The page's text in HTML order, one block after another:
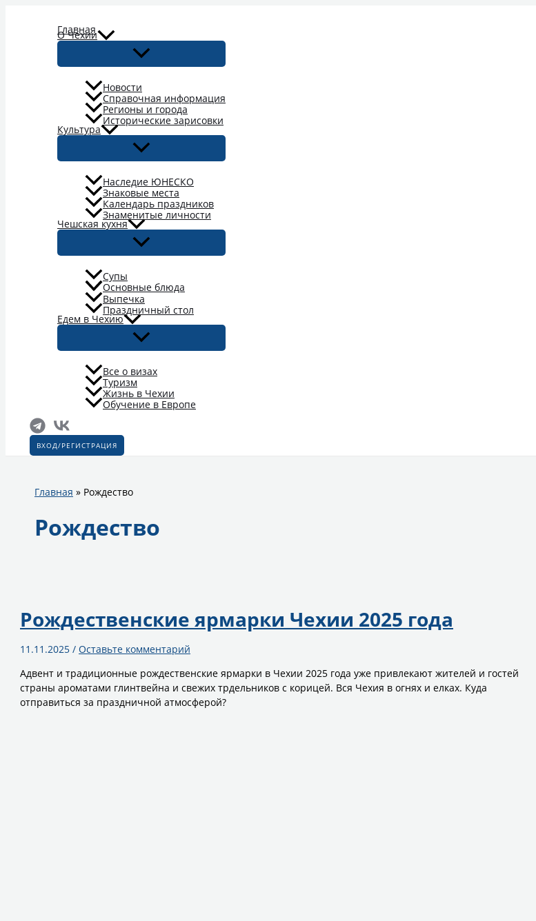
содержимому
Главная
О Чехии
Новости
Справочная информация
Регионы и города
Исторические зарисовки
Культура
Наследие ЮНЕСКО
Знаковые места
Календарь праздников
Знаменитые личности
Чешская кухня
Супы
Основные блюда
Выпечка
Праздничный стол
Едем в Чехию
Все о визах
Туризм
Жизнь в Чехии
Обучение в Европе
ВХОД/РЕГИСТРАЦИЯ
Главная » Рождество
Рождество
Рождественские ярмарки Чехии 2025 года
11.11.2025 / Оставьте комментарий
Адвент и традиционные рождественские ярмарки в Чехии 2025 года уже привлекают жителей и гостей
страны ароматами глинтвейна и свежих трдельников с корицей. Вся Чехия в огнях и елках. Куда
отправиться за праздничной атмосферой?